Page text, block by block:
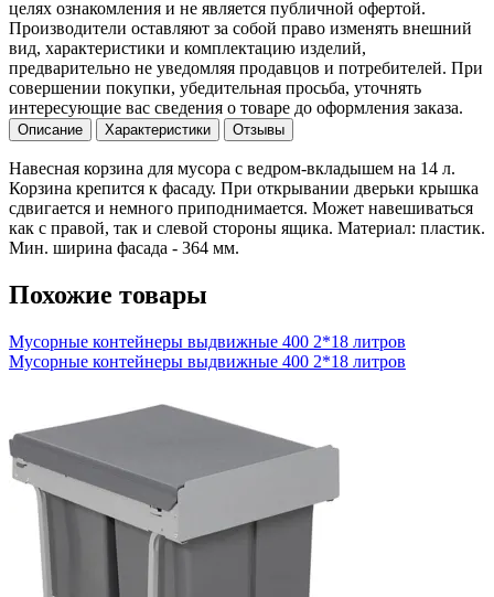
целях ознакомления и не является публичной офертой.
Производители оставляют за собой право изменять внешний
вид, характеристики и комплектацию изделий,
предварительно не уведомляя продавцов и потребителей. При
совершении покупки, убедительная просьба, уточнять
интересующие вас сведения о товаре до оформления заказа.
Описание Характеристики Отзывы
Навесная корзина для мусора с ведром-вкладышем на 14 л.
Корзина крепится к фасаду. При открывании дверьки крышка
сдвигается и немного приподнимается. Может навешиваться
как с правой, так и слевой стороны ящика. Материал: пластик.
Мин. ширина фасада - 364 мм.
Похожие товары
Мусорные контейнеры выдвижные 400 2*18 литров
Мусорные контейнеры выдвижные 400 2*18 литров